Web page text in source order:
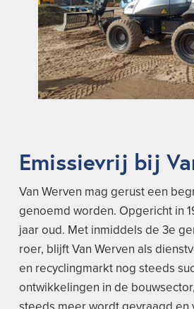
Emissievrij bij
Van Werven mag gerust een
genoemd worden. Opgericht in
jaar oud. Met inmiddels de 3e
roer, blijft Van Werven als
en recyclingmarkt nog steeds
ontwikkelingen in de